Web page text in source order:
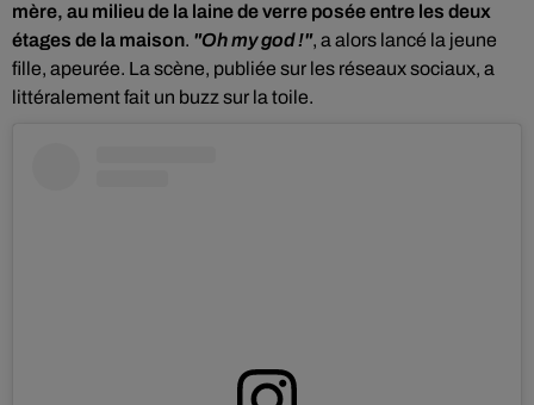
mère, au milieu de la laine de verre posée entre les deux
étages de la maison. "Oh my god !", a alors lancé la jeune
fille, apeurée. La scène, publiée sur les réseaux sociaux, a
littéralement fait un buzz sur la toile.